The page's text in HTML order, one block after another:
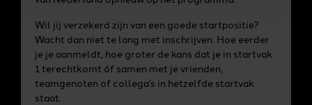
Wil jij verzekerd zijn van een goede startpositie?
Wacht dan niet te lang met inschrijven. Hoe eerder
je je aanmeldt, hoe groter de kans dat je in startvak
1 terechtkomt óf samen met je vrienden,
teamgenoten of collega’s in hetzelfde startvak
staat.